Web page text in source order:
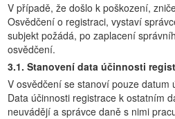
V případě, že došlo k poškození,
Osvědčení o registraci, vystaví
subjekt požádá, po zaplacení
osvědčení.
3.1. Stanovení data účinnosti
V osvědčení se stanoví pouze datum
Data účinnosti registrace k ostatním
neuvádějí a správce daně s nimi